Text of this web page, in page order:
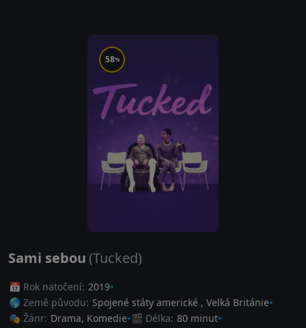
58%
Sami sebou (Tucked)
📅 Rok natočení: 2019
🌎 Země původu: Spojené státy americké , Velká Británie
🎭 Žánr: Drama, Komedie 🎬 Délka: 80 minut